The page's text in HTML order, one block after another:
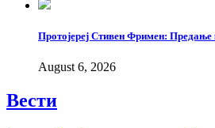
Протојереј Стивен Фримен: Предање
August 6, 2026
Вести